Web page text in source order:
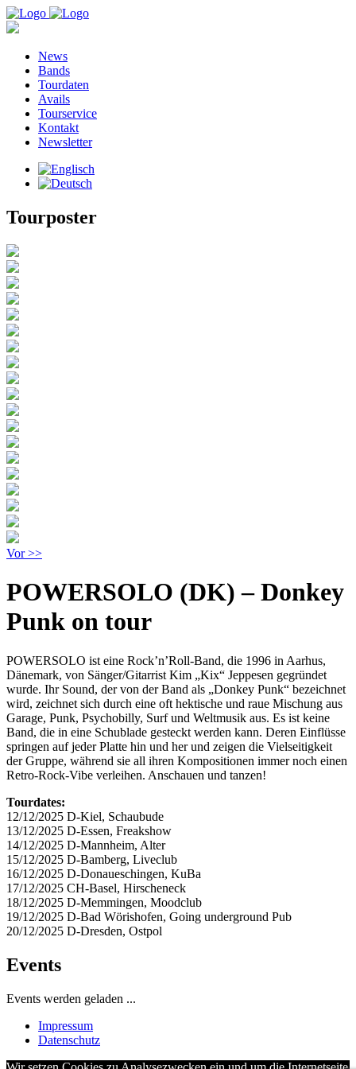
News
Bands
Tourdaten
Avails
Tourservice
Kontakt
Newsletter
Tourposter
Vor >>
POWERSOLO (DK) – Donkey
Punk on tour
POWERSOLO ist eine Rock’n’Roll-Band, die 1996 in Aarhus,
Dänemark, von Sänger/Gitarrist Kim „Kix“ Jeppesen gegründet
wurde. Ihr Sound, der von der Band als „Donkey Punk“ bezeichnet
wird, zeichnet sich durch eine oft hektische und raue Mischung aus
Garage, Punk, Psychobilly, Surf und Weltmusik aus. Es ist keine
Band, die in eine Schublade gesteckt werden kann. Deren Einflüsse
springen auf jeder Platte hin und her und zeigen die Vielseitigkeit
der Gruppe, während sie all ihren Kompositionen immer noch einen
Retro-Rock-Vibe verleihen. Anschauen und tanzen!
Tourdates:
12/12/2025 D-Kiel, Schaubude
13/12/2025 D-Essen, Freakshow
14/12/2025 D-Mannheim, Alter
15/12/2025 D-Bamberg, Liveclub
16/12/2025 D-Donaueschingen, KuBa
17/12/2025 CH-Basel, Hirscheneck
18/12/2025 D-Memmingen, Moodclub
19/12/2025 D-Bad Wörishofen, Going underground Pub
20/12/2025 D-Dresden, Ostpol
Events
Events werden geladen ...
Impressum
Datenschutz